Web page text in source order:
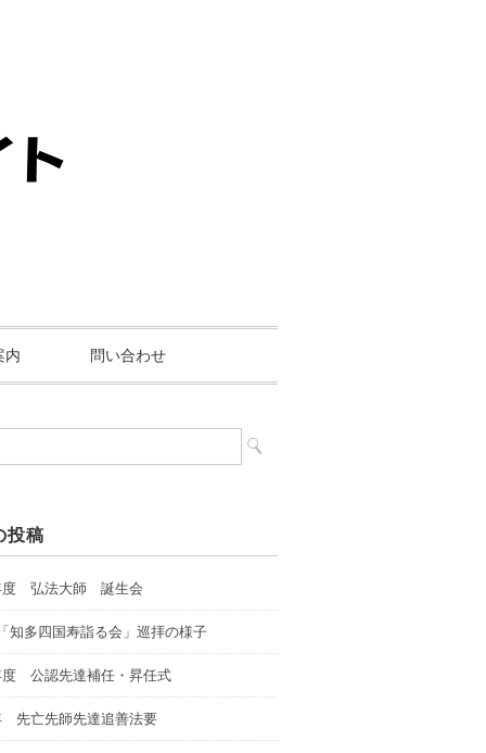
内 問い合わせ
投稿
度 弘法大師 誕生会
知多四国寿詣る会」巡拝の様子
度 公認先達補任・昇任式
先亡先師先達追善法要